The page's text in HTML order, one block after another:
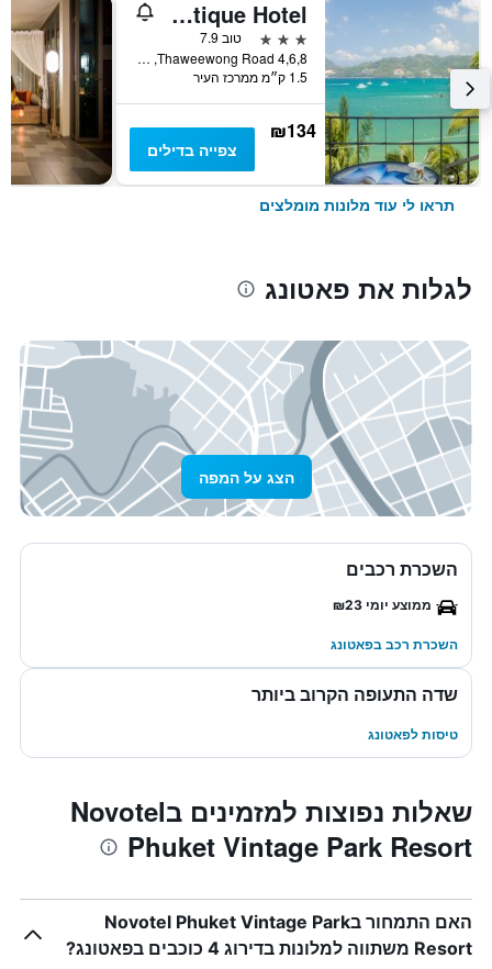
Patong Signature Boutique Hotel
3 כוכבים
טוב 7.9
4,6,8 Thaweewong Road, פאטונג, תאילנד
1.5 ק״מ ממרכז העיר
₪134
צפייה בדילים
תראו לי עוד מלונות מומלצים
לגלות את פאטונג
הצג על המפה
השכרת רכבים
ממוצע יומי ₪23
השכרת רכב בפאטונג
שדה התעופה הקרוב ביותר
טיסות לפאטונג
שאלות נפוצות למזמינים בNovotel
Phuket Vintage Park Resort
האם התמחור בNovotel Phuket Vintage Park
Resort משתווה למלונות בדירוג 4 כוכבים בפאטונג?